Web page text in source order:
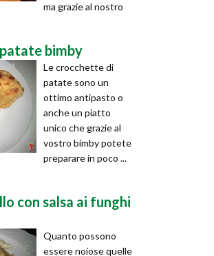
ma grazie al nostro
bimby
Le crocchette di
patate sono un
ottimo antipasto o
anche un piatto
unico che grazie al
vostro bimby potete
preparare in poco ...
con salsa ai funghi
Quanto possono
essere noiose quelle